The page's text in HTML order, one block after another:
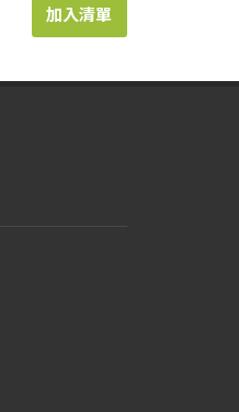
加入清單